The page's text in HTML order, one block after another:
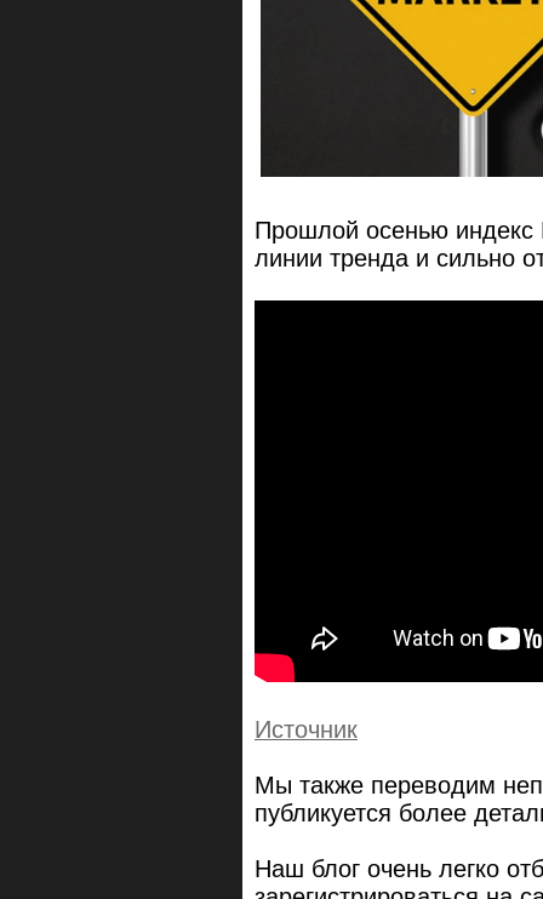
Прошлой осенью индекс
линии тренда и сильно
Источник
Мы также переводим
публикуется более
Наш блог очень легко